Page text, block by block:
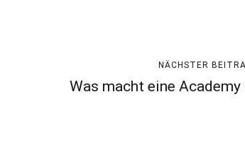
NÄCHSTER
Was macht eine Academy